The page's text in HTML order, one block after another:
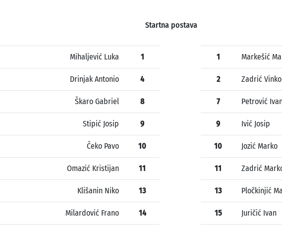
Startna postava
Mihaljević Luka 1
Drinjak Antonio 4
Škaro Gabriel 8
Stipić Josip 9
Čeko Pavo 10
Omazić Kristijan 11
Klišanin Niko 13
Milardović Frano 14
1 Markešić
2 Zadrić Vinko
7 Petrović
9 Ivić Josip
10 Jozić Marko
11 Zadrić
13 Pločkinjić
15 Juričić Ivan